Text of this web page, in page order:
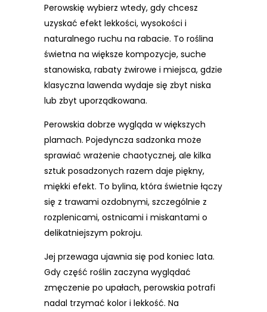
Perowskię wybierz wtedy, gdy chcesz
uzyskać efekt lekkości, wysokości i
naturalnego ruchu na rabacie. To roślina
świetna na większe kompozycje, suche
stanowiska, rabaty żwirowe i miejsca, gdzie
klasyczna lawenda wydaje się zbyt niska
lub zbyt uporządkowana.
Perowskia dobrze wygląda w większych
plamach. Pojedyncza sadzonka może
sprawiać wrażenie chaotycznej, ale kilka
sztuk posadzonych razem daje piękny,
miękki efekt. To bylina, która świetnie łączy
się z trawami ozdobnymi, szczególnie z
rozplenicami, ostnicami i miskantami o
delikatniejszym pokroju.
Jej przewaga ujawnia się pod koniec lata.
Gdy część roślin zaczyna wyglądać
zmęczenie po upałach, perowskia potrafi
nadal trzymać kolor i lekkość. Na